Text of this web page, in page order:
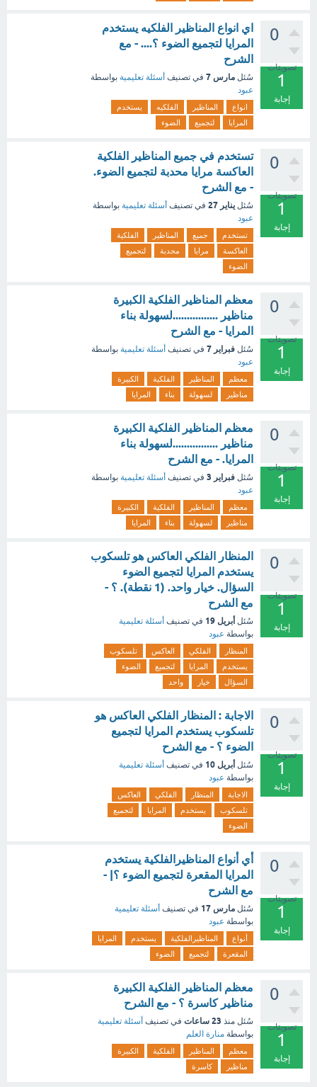
0
تصويتات
1
إجابة
اي انواع المناظير الفلكيه يستخدم
المرايا لتجميع الضوء ؟.... - مع
الشرح
سُئل مارس 7 في تصنيف أسئلة تعليمية بواسطة
عبود
انواع المناظير الفلكيه
يستخدم
المرايا
لتجميع الضوء
0
تصويتات
1
إجابة
تستخدم في جميع المناظير الفلكية
العاكسة مرايا محدبة لتجميع الضوء.
- مع الشرح
سُئل يناير 27 في تصنيف أسئلة تعليمية بواسطة
عبود
تستخدم جميع المناظير
الفلكية
العاكسة
مرايا محدبة
لتجميع
الضوء
0
تصويتات
1
إجابة
معظم المناظير الفلكية الكبيرة
مناظير ................لسهولة بناء
المرايا - مع الشرح
سُئل فبراير 7 في تصنيف أسئلة تعليمية بواسطة
عبود
معظم المناظير الفلكية
الكبيرة
مناظير
لسهولة بناء المرايا
0
تصويتات
1
إجابة
معظم المناظير الفلكية الكبيرة
مناظير ................لسهولة بناء
المرايا. - مع الشرح
سُئل فبراير 3 في تصنيف أسئلة تعليمية بواسطة
عبود
معظم المناظير الفلكية
الكبيرة
مناظير
لسهولة بناء المرايا
0
تصويتات
1
إجابة
المنظار الفلكي العاكس هو تلسكوب
يستخدم المرايا لتجميع الضوء
السؤال. خيار واحد. (1 نقطة). ؟ -
مع الشرح
سُئل أبريل 19 في تصنيف أسئلة تعليمية
بواسطة عبود
المنظار الفلكي العاكس
تلسكوب
يستخدم
المرايا لتجميع
الضوء
السؤال
خيار واحد
0
تصويتات
1
إجابة
الاجابة : المنظار الفلكي العاكس هو
تلسكوب يستخدم المرايا لتجميع
الضوء ؟ - مع الشرح
سُئل أبريل 10 في تصنيف أسئلة تعليمية
بواسطة عبود
الاجابة المنظار الفلكي
العاكس
تلسكوب
يستخدم المرايا
لتجميع
الضوء
0
تصويتات
1
إجابة
أي أنواع المناظيرالفلكية يستخدم
المرايا المقعرة لتجميع الضوء ؟| -
مع الشرح
سُئل مارس 17 في تصنيف أسئلة تعليمية
بواسطة عبود
أنواع المناظيرالفلكية يستخدم
المرايا
المقعرة
لتجميع الضوء
0
تصويتات
1
إجابة
معظم المناظير الفلكية الكبيرة
مناظير كاسرة ؟ - مع الشرح
سُئل منذ 23 ساعات في تصنيف أسئلة تعليمية
بواسطة منارة العلم
معظم المناظير الفلكية
الكبيرة
مناظير
كاسرة